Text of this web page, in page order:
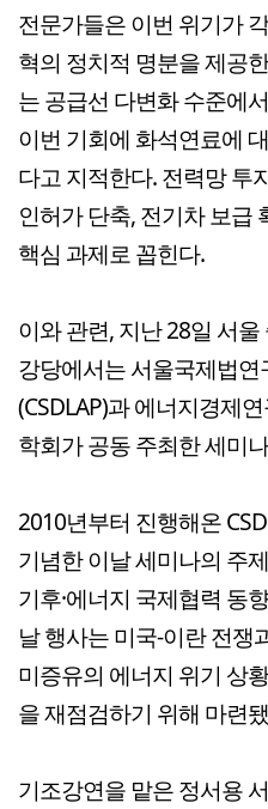
전문가들은 이번 위기가
혁의 정치적 명분을 제공
는 공급선 다변화 수준에
이번 기회에 화석연료에
다고 지적한다. 전력망 투
인허가 단축, 전기차 보급
핵심 과제로 꼽힌다.
이와 관련, 지난 28일 서
강당에서는 서울국제법
(CSDLAP)과 에너지경제
학회가 공동 주최한 세미
2010년부터 진행해온
기념한 이날 세미나의 주
기후·에너지 국제협력 동
날 행사는 미국-이란 전쟁
미증유의 에너지 위기 상
을 재점검하기 위해 마련
기조강연을 맡은 정서용